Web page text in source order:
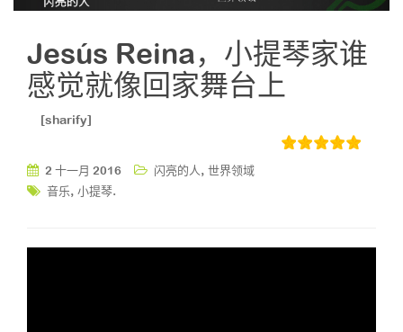
Jesús Reina，小提琴家谁
感觉就像回家舞台上
[sharify]
2 十一月 2016 闪亮的人, 世界领域
音乐, 小提琴.